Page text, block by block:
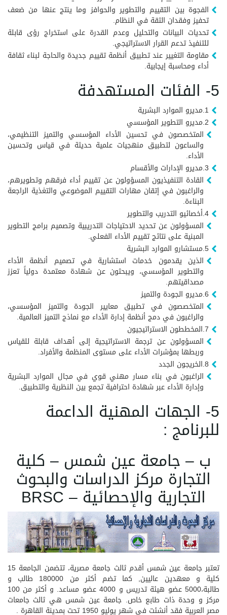
الفجوة بين التقييم والتطوير والحوافز وما ينتج عنها من ضعف
تحفيز وفقدان الثقة في النظام.
تحديات البيانات والتحليل وعدم القدرة على استخراج رؤى قابلة
للتنفيذ تدعم القرار الاستراتيجي.
مقاومة التغيير عند تطبيق أنظمة تقييم جديدة والحاجة لبناء ثقافة
أداء ومحاسبة إيجابية.
5- الفئات المستهدفة
1.مديرو الموارد البشرية
2.مديرو التطوير المؤسسي
المتخصصون في تحسين الأداء المؤسسي والتميز التنظيمي،
والساعون لتطبيق منهجيات علمية حديثة في قياس وتحسين
الأداء.
3.مديرو الإدارات والأقسام
القادة التنفيذيون المسؤولون عن تقييم أداء فرقهم وتطويرهم،
والراغبون في إتقان مهارات التقييم الموضوعي والتغذية الراجعة
البناءة.
4.أخصائيو التدريب والتطوير
المسؤولون عن تحديد الاحتياجات التدريبية وتصميم برامج التطوير
المبنية على نتائج تقييم الأداء الفعلي.
5.مستشارو الموارد البشرية
الذين يقدمون خدمات استشارية في تصميم أنظمة الأداء
والتطوير المؤسسي، ويبحثون عن شهادة معتمدة دولياً تعزز
مصداقيتهم.
6.مديرو الجودة والتميز
المتخصصون في تطبيق معايير الجودة والتميز المؤسسي،
والراغبون في دمج أنظمة إدارة الأداء مع نماذج التميز العالمية.
7.المخططون الاستراتيجيون
المسؤولون عن ترجمة الاستراتيجية إلى أهداف قابلة للقياس
وربطها بمؤشرات الأداء على مستوى المنظمة والأفراد.
8.الخريجون الجدد
الراغبون في بناء مسار مهني قوي في مجال الموارد البشرية
وإدارة الأداء عبر شهادة احترافية تجمع بين النظرية والتطبيق.
5- الجهات المهنية الداعمة
للبرنامج :
ب – جامعة عين شمس – كلية
التجارة مركز الدراسات والبحوث
التجارية والإحصائية – BRSC
تعتبر جامعة عين شمس أقدم ثالث جامعة مصرية، تتضمن الجامعة 15
كلية و معهدين عاليين, كما تضم أكثر من 180000 طالب و
طالبة،5000 عضو هيئة تدريس و 4000 عضو مساعد. و أكثر من 100
مركز و وحدة ذات طابع خاص. جامعة عين شمس هي ثالث جامعات
مصر العربية فقد أنشئت في شهر يوليو 1950 تحت بمدينة القاهرة .